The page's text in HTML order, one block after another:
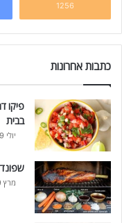
1256
כתבות אחרונות
פיקו
בבית
יולי 9, 2025
מרץ 9, 2025